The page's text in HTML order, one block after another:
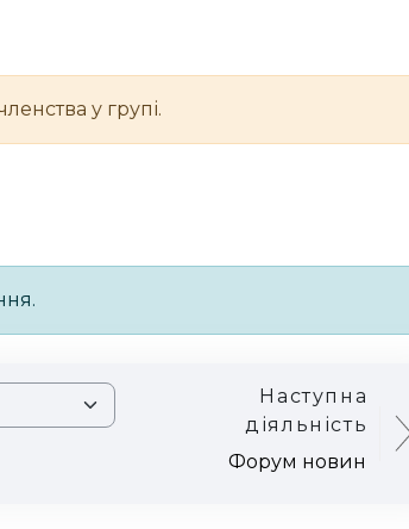
у групі.
Наступна
діяльність
Форум новин